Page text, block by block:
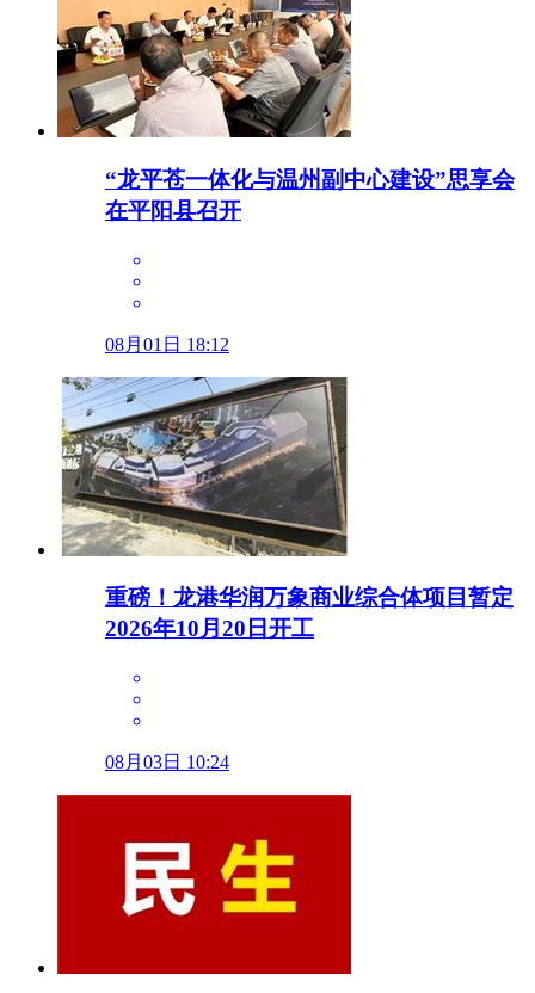
“龙平苍一体化与温州副中心建设”思享会
在平阳县召开
08月01日 18:12
重磅！龙港华润万象商业综合体项目暂定
2026年10月20日开工
08月03日 10:24